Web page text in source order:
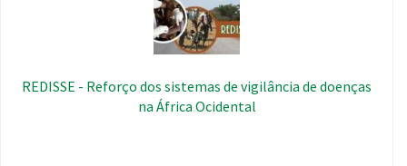
REDISSE - Reforço dos sistemas de vigilância de doenças
na África Ocidental